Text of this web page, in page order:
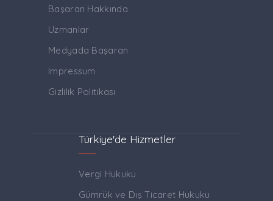
Başaran Hakkında
Uzmanlar
Medyada Başaran
Impressum
Gizlilik Politikası
Türkiye'de Hizmetler
Vergi Hukuku
Gümrük ve Dış Ticaret Hukuku